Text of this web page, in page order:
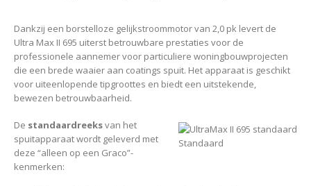
Dankzij een borstelloze gelijkstroommotor van 2,0 pk levert de
Ultra Max II 695 uiterst betrouwbare prestaties voor de
professionele aannemer voor particuliere woningbouwprojecten
die een brede waaier aan coatings spuit. Het apparaat is geschikt
voor uiteenlopende tipgroottes en biedt een uitstekende,
bewezen betrouwbaarheid.
Standaard
De standaardreeksvan het
spuitapparaat wordt geleverd met
deze “alleen op een Graco”-
kenmerken: